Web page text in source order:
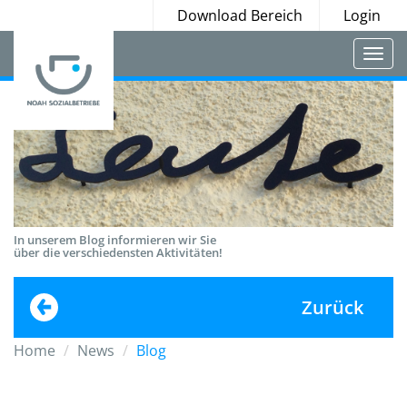
Download Bereich Login
In unserem Blog informieren wir Sie
über die verschiedensten Aktivitäten!
Zurück
Home News Blog